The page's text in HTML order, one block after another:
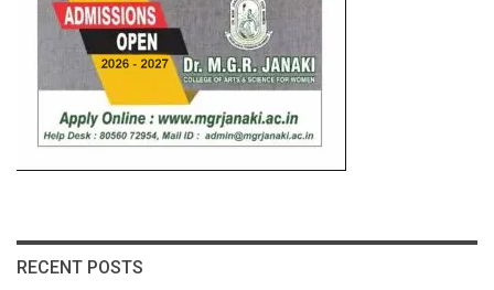
RECENT POSTS